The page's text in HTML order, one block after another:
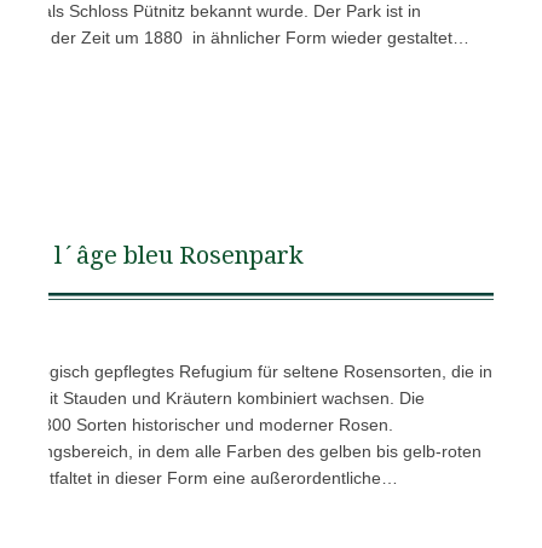
so als Schloss Pütnitz bekannt wurde. Der Park ist in
aus der Zeit um 1880 in ähnlicher Form wieder gestaltet…
l´âge bleu Rosenpark
biologisch gepflegtes Refugium für seltene Rosensorten, die in
a. mit Stauden und Kräutern kombiniert wachsen. Die
1800 Sorten historischer und moderner Rosen.
in dem alle Farben des gelben bis gelb-roten
entfaltet in dieser Form eine außerordentliche…